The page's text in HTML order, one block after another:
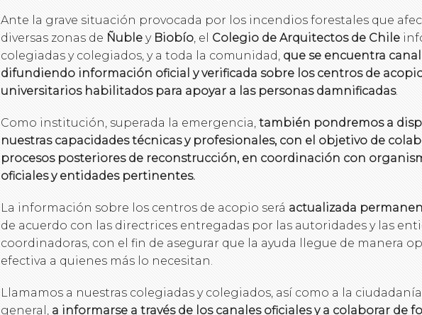
Ante la grave situación provocada por los incendios forestales que
diversas zonas de Ñuble y Biobío, el Colegio de Arquitectos de Chile
colegiadas y colegiados, y a toda la comunidad, que se encuentra
difundiendo información oficial y verificada sobre los centros de
universitarios habilitados para apoyar a las personas damnificadas.
Como institución, superada la emergencia, también pondremos a
nuestras capacidades técnicas y profesionales, con el objetivo de
procesos posteriores de reconstrucción, en coordinación con
oficiales y entidades pertinentes.
La información sobre los centros de acopio será actualizada
de acuerdo con las directrices entregadas por las autoridades y las
coordinadoras, con el fin de asegurar que la ayuda llegue de manera
efectiva a quienes más lo necesitan.
Llamamos a nuestras colegiadas y colegiados, así como a la
general, a informarse a través de los canales oficiales y a colaborar de